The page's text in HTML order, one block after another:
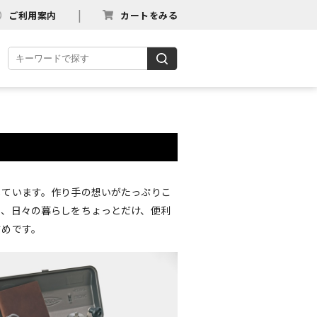
ご利用案内 カートをみる
います。作り手の想いがたっぷりこ
日々の暮らしをちょっとだけ、便利
です。